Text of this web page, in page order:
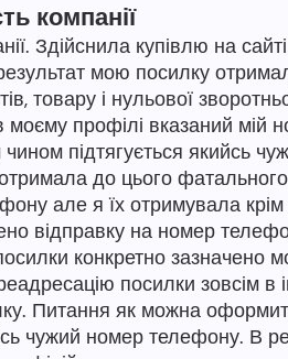
компанії
Здійснила купівлю на
мою посилку
товару і нульової
профілі вказаний мій
підтягується якийсь
до цього
але я їх отримувала крім
відправку на номер
конкретно зазначено
посилки зовсім в
Питання як можна
чужий номер телефону. В